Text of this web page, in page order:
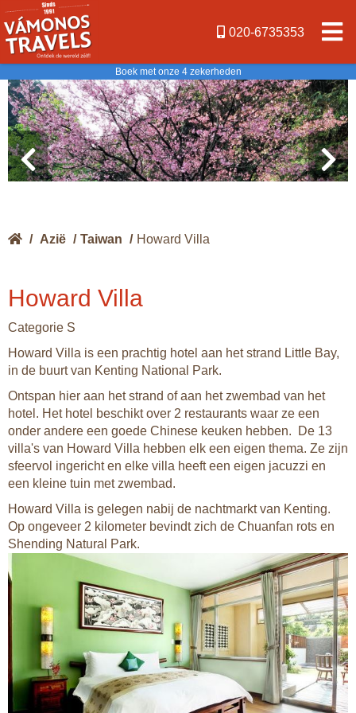
020-6735353
Boek met onze 4 zekerheden
/ Azië / Taiwan / Howard Villa
Howard Villa
Categorie S
Howard Villa is een prachtig hotel aan het strand Little Bay,
in de buurt van Kenting National Park.
Ontspan hier aan het strand of aan het zwembad van het
hotel. Het hotel beschikt over 2 restaurants waar ze een
onder andere een goede Chinese keuken hebben. De 13
villa's van Howard Villa hebben elk een eigen thema. Ze zijn
sfeervol ingericht en elke villa heeft een eigen jacuzzi en
een kleine tuin met zwembad.
Howard Villa is gelegen nabij de nachtmarkt van Kenting.
Op ongeveer 2 kilometer bevindt zich de Chuanfan rots en
Shending Natural Park.